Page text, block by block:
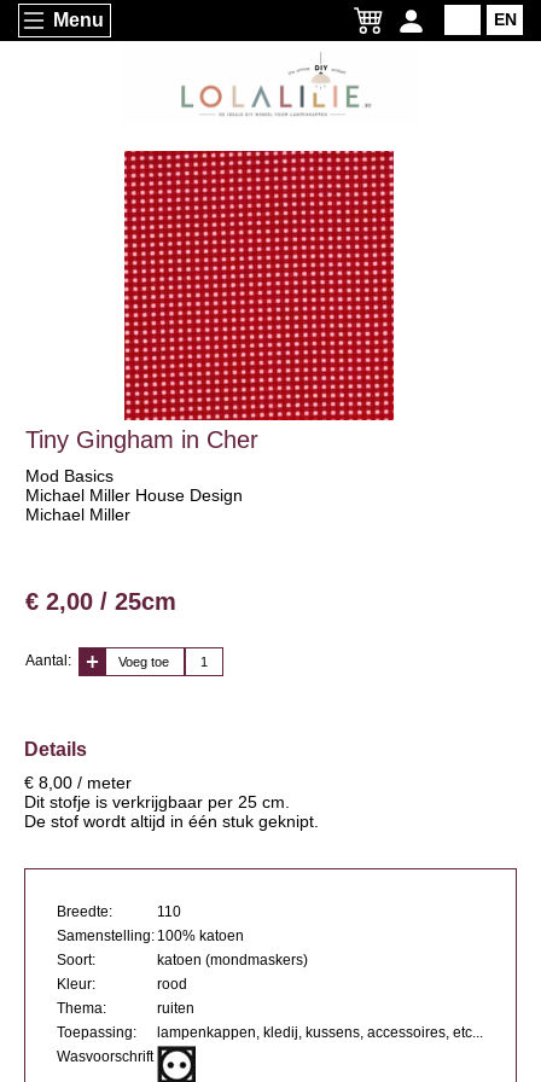
Menu EN
Tiny Gingham in Cher
Mod Basics
Michael Miller House Design
Michael Miller
€ 2,00 / 25cm
Aantal: Voeg toe
Details
€ 8,00 / meter
Dit stofje is verkrijgbaar per 25 cm.
De stof wordt altijd in één stuk geknipt.
Breedte:
110
Samenstelling: 100% katoen
Soort:
katoen (mondmaskers)
Kleur:
rood
Thema:
ruiten
Toepassing:
lampenkappen, kledij, kussens, accessoires, etc...
Wasvoorschrift